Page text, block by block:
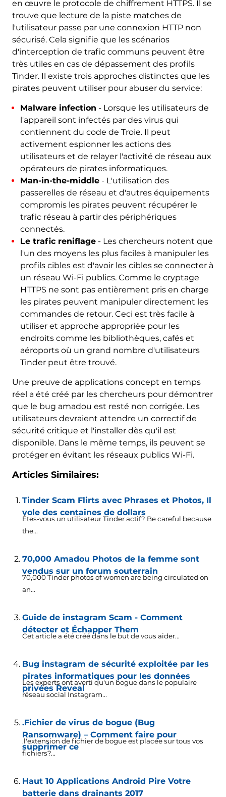
en œuvre le protocole de chiffrement HTTPS. Il se
trouve que lecture de la piste matches de
l'utilisateur passe par une connexion HTTP non
sécurisé. Cela signifie que les scénarios
d'interception de trafic communs peuvent être
très utiles en cas de dépassement des profils
Tinder. Il existe trois approches distinctes que les
pirates peuvent utiliser pour abuser du service:
Malware infection - Lorsque les utilisateurs de
l'appareil sont infectés par des virus qui
contiennent du code de Troie. Il peut
activement espionner les actions des
utilisateurs et de relayer l'activité de réseau aux
opérateurs de pirates informatiques.
Man-in-the-middle- L'utilisation des
passerelles de réseau et d'autres équipements
compromis les pirates peuvent récupérer le
trafic réseau à partir des périphériques
connectés.
Le trafic reniflage- Les chercheurs notent que
l'un des moyens les plus faciles à manipuler les
profils cibles est d'avoir les cibles se connecter à
un réseau Wi-Fi publics. Comme le cryptage
HTTPS ne sont pas entièrement pris en charge
les pirates peuvent manipuler directement les
commandes de retour. Ceci est très facile à
utiliser et approche appropriée pour les
endroits comme les bibliothèques, cafés et
aéroports où un grand nombre d'utilisateurs
Tinder peut être trouvé.
Une preuve de applications concept en temps
réel a été créé par les chercheurs pour démontrer
que le bug amadou est resté non corrigée. Les
utilisateurs devraient attendre un correctif de
sécurité critique et l'installer dès qu'il est
disponible. Dans le même temps, ils peuvent se
protéger en évitant les réseaux publics Wi-Fi.
Articles Similaires:
Tinder Scam Flirts avec Phrases et Photos, Il
vole des centaines de dollars
Êtes-vous un utilisateur Tinder actif? Be careful because
the...
70,000 Amadou Photos de la femme sont
vendus sur un forum souterrain
70,000Tinder photos of women are being circulated on
an...
Guide de instagram Scam - Comment
détecter et Échapper Them
Cet article a été créé dans le but de vous aider...
Bug instagram de sécurité exploitée par les
pirates informatiques pour les données
privées Reveal
Les experts ont averti qu'un bogue dans le populaire
réseau social Instagram...
.Fichier de virus de bogue (Bug
Ransomware) – Comment faire pour
supprimer ce
.l'extension de fichier de bogue est placée sur tous vos
fichiers?...
Haut 10 Applications Android Pire Votre
batterie dans drainants 2017